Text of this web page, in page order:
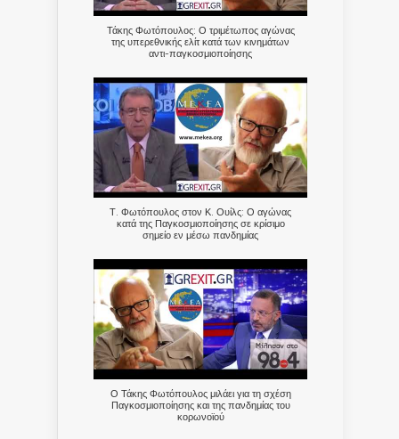
Τάκης Φωτόπουλος: Ο τριμέτωπος αγώνας
της υπερεθνικής ελίτ κατά των κινημάτων
αντι-παγκοσμιοποίησης
Τ. Φωτόπουλος στον Κ. Ουίλς: Ο αγώνας
κατά της Παγκοσμιοποίησης σε κρίσιμο
σημείο εν μέσω πανδημίας
Ο Τάκης Φωτόπουλος μιλάει για τη σχέση
Παγκοσμιοποίησης και της πανδημίας του
κορωνοϊού